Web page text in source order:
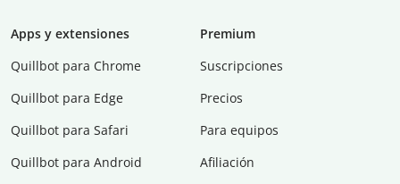
Apps y extensiones
Quillbot para Chrome
Quillbot para Edge
Quillbot para Safari
Quillbot para Android
Premium
Suscripciones
Precios
Para equipos
Afiliación